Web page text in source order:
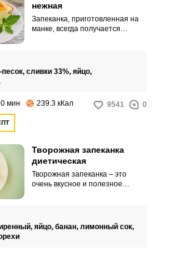
нежная
Запеканка, приготовленная на
манке, всегда получается
то тесто будет безумно
сливки 33%, яйцо,
мин 239.3 кКал 9541 0
Творожная запеканка
диетическая
Творожная запеканка – это
очень вкусное и полезное
яйцо, банан, лимонный сок,